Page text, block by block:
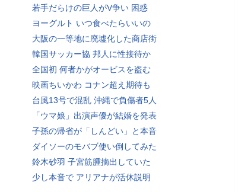
若手だらけの巨人がV争い 困惑
ヨーグルト いつ食べたらいいの
大阪の一等地に廃墟化した商店街
韓国サッカー協 邦人に性接待か
全国初 何者かがオービスを盗む
映画ちいかわ コナン超え期待も
台風13号で混乱 沖縄で負傷者5人
「ウマ娘」出演声優が結婚を発表
子孫の帰省が「しんどい」と本音
ダイソーのモバブ使い倒してみた
鈴木砂羽 子宮筋腫摘出していた
少し本音で アリアナが活休説明